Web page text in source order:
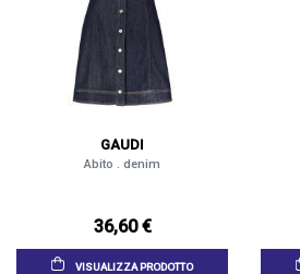
GAUDI
Abito . denim
36,60 €
VISUALIZZA PRODOTTO